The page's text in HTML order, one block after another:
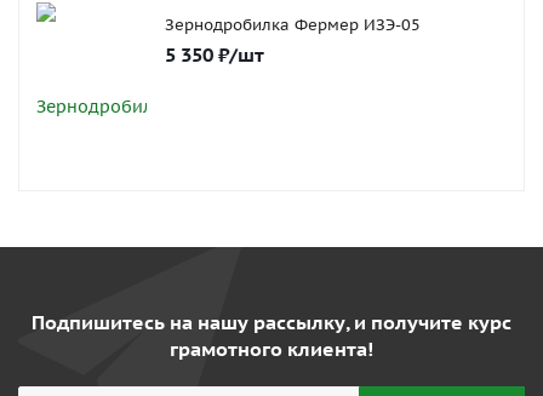
Зернодробилка Фермер ИЗЭ-05
5 350 ₽/шт
Подпишитесь на нашу рассылку, и получите курс
грамотного клиента!